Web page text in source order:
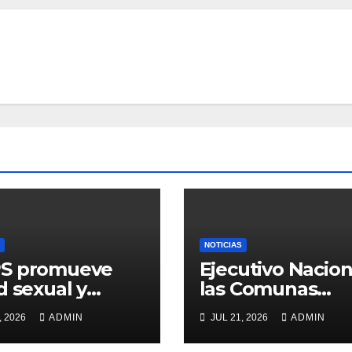
promueve
sexual y
en los
2026 ADMIN
NOTICIAS
Ejecutivo
las Comunas
ofrecen las
respuestas al
JUL 21, 2026 ADMIN